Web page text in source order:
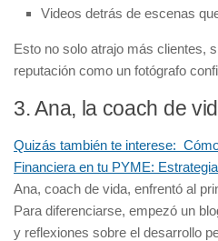
Videos detrás de escenas
Esto no solo atrajo más clientes,
reputación como un fotógrafo
3. Ana, la coach de
Quizás también te interese:
Financiera en tu PYME:
Ana, coach de vida, enfrentó al
Para diferenciarse, empezó un
y reflexiones sobre el desarrollo